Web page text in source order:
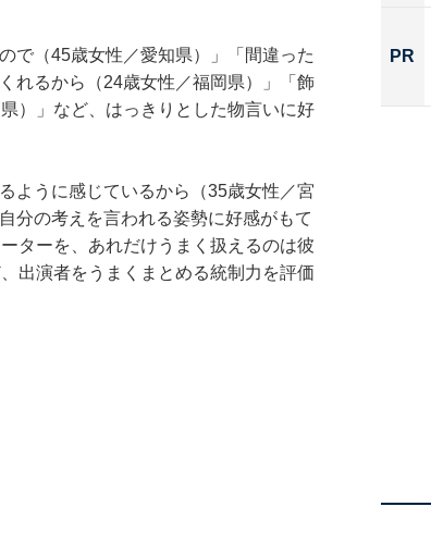
で（45歳女性／愛知県）」「間違った
れるから（24歳女性／福岡県）」「飾
）」など、はっきりとした物言いに好
ように感じているから（35歳女性／宮
分の考えを言われる姿勢に好感がもて
ターを、あれだけうまく扱えるのは彼
出演者をうまくまとめる統制力を評価
PR